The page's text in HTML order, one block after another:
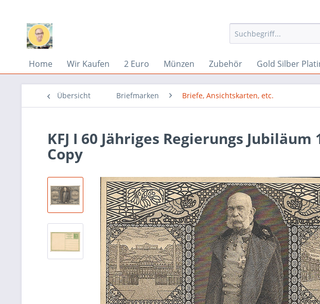
Home Wir Kaufen 2 Euro Münzen Zubehör Gold Silber
Übersicht Briefmarken Briefe, Ansichtskarten, etc.
KFJ I 60 Jähriges Regierungs Jubiläum
Copy